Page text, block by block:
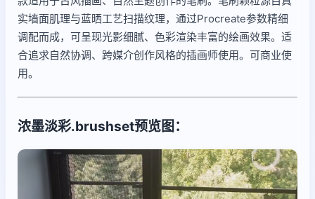
实墙面肌理与蓝晒工艺扫描纹理，通过Procreate参数精细
调配而成，可呈现光影细腻、色彩渲染丰富的绘画效果。适
合追求自然协调、跨媒介创作风格的插画师使用。可商业使
用。
浓墨淡彩.brushset预览图：